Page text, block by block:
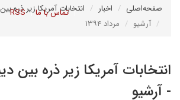
تماس با ما RSS صفحه‌اصلی اخبار
انتخابات آمریکا زیر ذره
آرشیو
مرداد ۱۳۹۴
انتخابات آمریکا زیر ذره بین
- آرشیو